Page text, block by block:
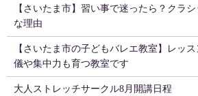
【さいたま市】習い事で迷ったら？クラ
な理由
【さいたま市の子どもバレエ教室】レッ
儀や集中力も育つ教室です
大人ストレッチサークル8月開講日程